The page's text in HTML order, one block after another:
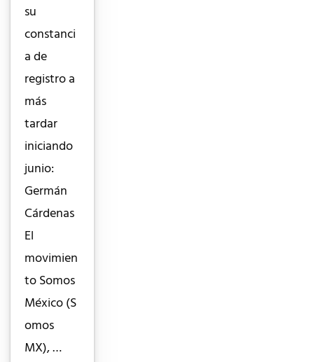
su
constanci
a de
registro a
más
tardar
iniciando
junio:
Germán
Cárdenas
El
movimien
to Somos
México (S
omos
MX), …